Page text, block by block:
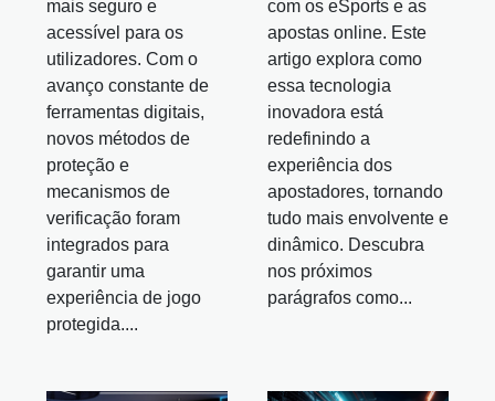
mais seguro e
acessível para os
utilizadores. Com o
avanço constante de
ferramentas digitais,
novos métodos de
proteção e
mecanismos de
verificação foram
integrados para
garantir uma
experiência de jogo
protegida....
com os eSports e as
apostas online. Este
artigo explora como
essa tecnologia
inovadora está
redefinindo a
experiência dos
apostadores, tornando
tudo mais envolvente e
dinâmico. Descubra
nos próximos
parágrafos como...